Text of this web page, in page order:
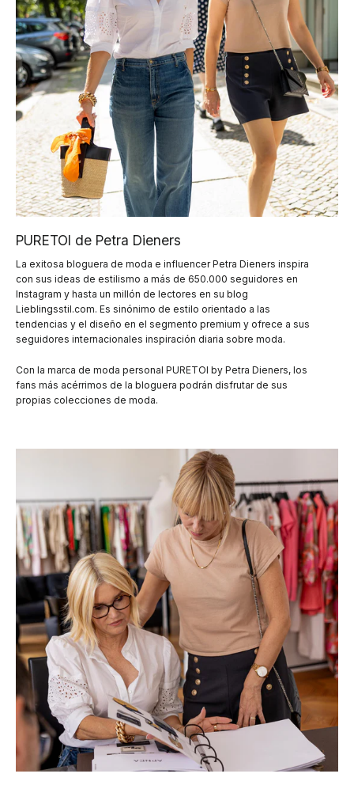
PURETOI de Petra Dieners
La exitosa bloguera de moda e influencer Petra Dieners inspira
con sus ideas de estilismo a más de 650.000 seguidores en
Instagram y hasta un millón de lectores en su blog
Lieblingsstil.com. Es sinónimo de estilo orientado a las
tendencias y el diseño en el segmento premium y ofrece a sus
seguidores internacionales inspiración diaria sobre moda.
Con la marca de moda personal PURETOI by Petra Dieners, los
fans más acérrimos de la bloguera podrán disfrutar de sus
propias colecciones de moda.